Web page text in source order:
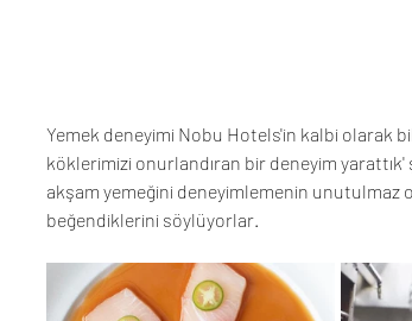
Yemek deneyimi Nobu Hotels'in kalbi olarak
köklerimizi onurlandıran bir deneyim yarattık'
akşam yemeğini deneyimlemenin
beğendiklerini söylüyorlar.